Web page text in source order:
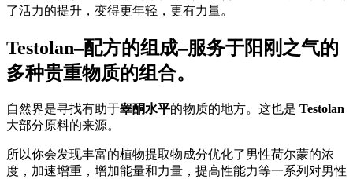
了活力的提升，变得更年轻，更有力量。
Testolan–配方的组成–服务于阳刚之气的
多种贵重物质的组合。
自然界是寻找有助于睾酮水平的物质的地方。这也是 Testolan
大部分原料的来源。
所以你会发现丰富的植物提取物成分优化了男性荷尔蒙的浓
度，加速增重，增加能量和力量，提高性能力等一系列对男性